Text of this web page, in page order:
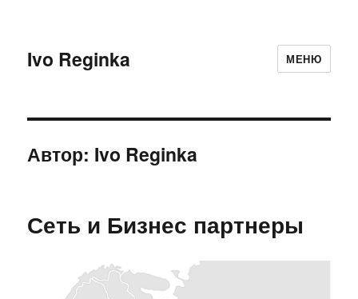
Ivo Reginka МЕНЮ
Автор: Ivo Reginka
Сеть и Бизнес партнеры